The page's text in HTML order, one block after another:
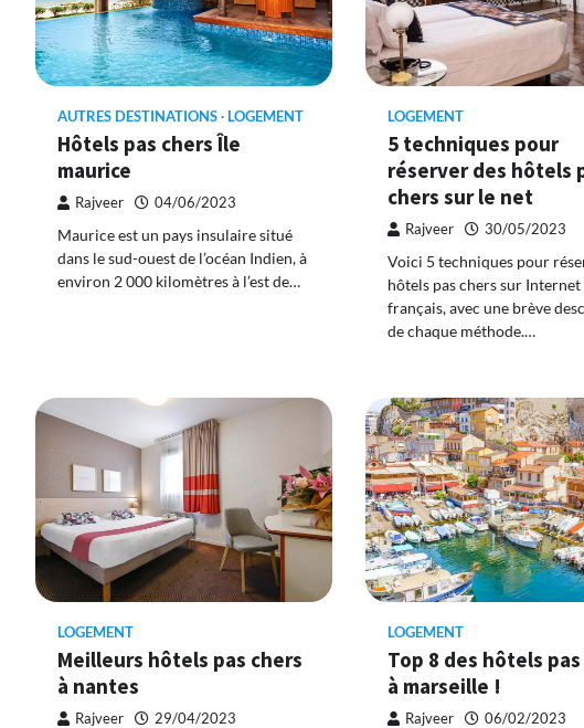
AUTRES DESTINATIONS LOGEMENT
Hôtels pas chers Île
maurice
Rajveer 04/06/2023
Maurice est un pays insulaire situé
dans le sud-ouest de l’océan Indien, à
environ 2 000 kilomètres à l’est de…
LOGEMENT
5 techniques pour
réserver des hôtels
chers sur le net
Rajveer 30/05/2023
Voici 5 techniques pour
hôtels pas chers sur Internet
français, avec une brève
de chaque méthode.…
LOGEMENT
Meilleurs hôtels pas chers
à nantes
Rajveer 29/04/2023
LOGEMENT
Top 8 des hôtels
à marseille !
Rajveer 06/02/2023